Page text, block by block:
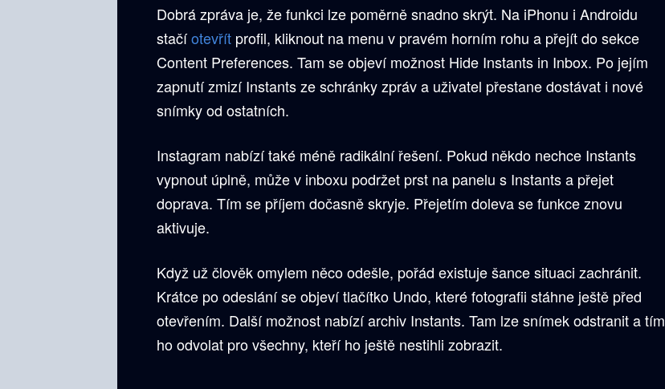
Dobrá zpráva je, že funkci lze poměrně snadno skrýt. Na iPhonu i Androidu
stačíotevřít profil, kliknout na menu v pravém horním rohu a přejít do sekce
Content Preferences. Tam se objeví možnost Hide Instants in Inbox. Po jejím
zapnutí zmizí Instants ze schránky zpráv a uživatel přestane dostávat i nové
snímky od ostatních.
Instagram nabízí také méně radikální řešení. Pokud někdo nechce Instants
vypnout úplně, může v inboxu podržet prst na panelu s Instants a přejet
doprava. Tím se příjem dočasně skryje. Přejetím doleva se funkce znovu
aktivuje.
Když už člověk omylem něco odešle, pořád existuje šance situaci zachránit.
Krátce po odeslání se objeví tlačítko Undo, které fotografii stáhne ještě před
otevřením. Další možnost nabízí archiv Instants. Tam lze snímek odstranit a tím
ho odvolat pro všechny, kteří ho ještě nestihli zobrazit.